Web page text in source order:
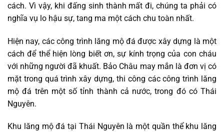
cách. Vì vậy, khi đấng sinh thành mất đi, chúng ta phải có
nghĩa vụ lo hậu sự, tang ma một cách chu toàn nhất.
Hiện nay, các công trình lăng mộ đá được xây dựng là một
cách để thể hiện lòng biết ơn, sự kính trọng của con cháu
với những người đã khuất. Bảo Châu may mắn là đơn vị có
mặt trong quá trình xây dựng, thi công các công trình lăng
mộ đá trên một số tỉnh thành cả nước, trong đó có Thái
Nguyên.
Khu lăng mộ đá tại Thái Nguyên là một quần thể khu lăng